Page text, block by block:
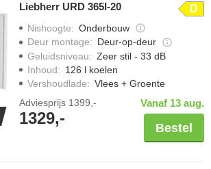
Liebherr URD 365I-20 D
Nishoogte: Onderbouw
Deur montage: Deur-op-deur
Geluidsniveau: Zeer stil - 33 dB
Inhoud: 126 l koelen
Vershoudlade: Vlees + Groente
Adviesprijs 1399,-
1329,-
Vanaf 13 aug.
Bestel